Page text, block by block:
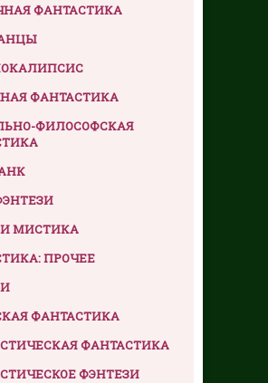
ФАНТАСТИКА
ФАНТАСТИКА
ФИЛОСОФСКАЯ
МИСТИКА
ПРОЧЕЕ
ФАНТАСТИКА
ФАНТАСТИКА
ФЭНТЕЗИ